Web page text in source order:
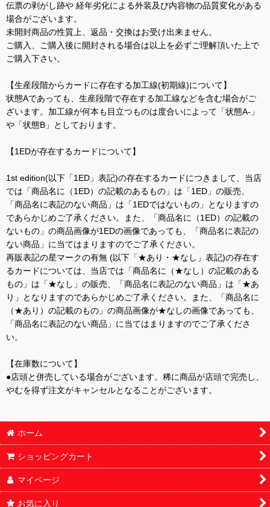
伝票の剥がし跡や 経年劣化による外装及び内容物の品質変化がある
場合がございます。
未開封商品の性質上、返品・交換はお受け出来ません。
ご購入、ご購入後に開封される場合は以上を必ずご理解頂いた上で
ご購入下さい。
【生産段階からカードに存在する加工線(初期線)について】
状態Aであっても、生産段階で存在する加工線などを含む場合がご
ざいます。加工線が何本も目立つものは度合いによって「状態A-」
や「状態B」としております。
【1EDが存在するカードについて】
1st edition(以下「1ED」表記)の存在するカードにつきまして、当店
では「商品名に（1ED）の記載のあるもの」は「1ED」の販売、
「商品名に表記のない商品」は「1EDではないもの」となりますの
であらかじめご了承ください。また、「商品名に（1ED）の記載の
ないもの」の商品画像が1EDの画像であっても、「商品名に表記の
ない商品」に当てはまりますのでご了承ください。
再販表記の星マークの有無 (以下「★あり・★なし」表記)の存在す
るカードについては、当店では「商品名に（★なし）の記載のある
もの」は「★なし」の販売、「商品名に表記のない商品」は「★あ
り」となりますのであらかじめご了承ください。また、「商品名に
（★あり）の記載のもの」の商品画像が★なしの画像であっても、
「商品名に表記のない商品」に当てはまりますのでご了承くださ
い。
【在庫数について】
●店頭と併売している場合がございます。稀に商品が店頭で完売し、
やむを得ず注文がキャンセルとなることがございます。
ホーム
ショッピングカート
マイページ
お気に入り